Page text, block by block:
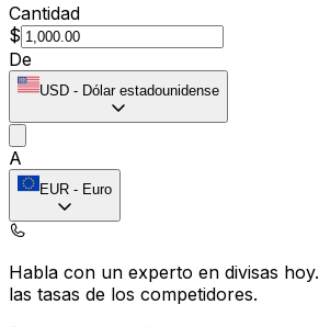
Cantidad
$
De
USD - Dólar estadounidense
A
EUR - Euro
Habla con un experto en divisas hoy.
las tasas de los competidores.